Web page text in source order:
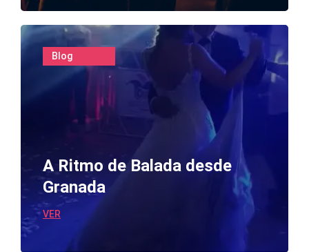
Blog
A Ritmo de Balada desde
Granada
VER